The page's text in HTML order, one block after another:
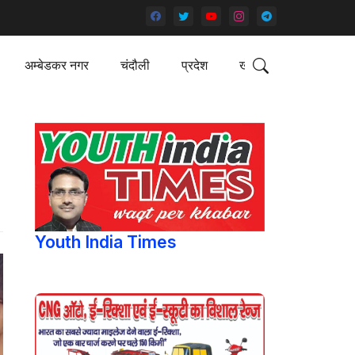
अम्बेडकर नगर चंदौली प्रदेश खेल
Youth India Times